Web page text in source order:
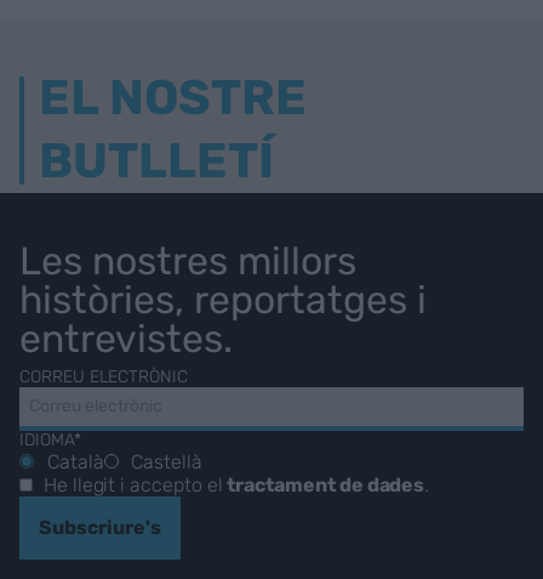
EL NOSTRE
BUTLLETÍ
Les nostres millors
històries, reportatges i
entrevistes.
CORREU ELECTRÒNIC
IDIOMA*
Català
Castellà
He llegit i accepto eltractament de dades.
Subscriure's